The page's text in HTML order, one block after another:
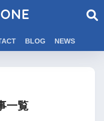
BLOG NEWS
一覧